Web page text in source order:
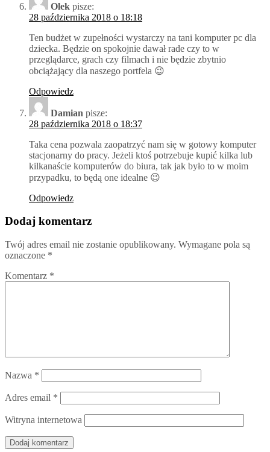
Olek pisze:
28 października 2018 o 18:18
Ten budżet w zupełności wystarczy na tani komputer pc dla
dziecka. Będzie on spokojnie dawał rade czy to w
przeglądarce, grach czy filmach i nie będzie zbytnio
obciążający dla naszego portfela 😉
Odpowiedz
Damian pisze:
28 października 2018 o 18:37
Taka cena pozwala zaopatrzyć nam się w gotowy komputer
stacjonarny do pracy. Jeżeli ktoś potrzebuje kupić kilka lub
kilkanaście komputerów do biura, tak jak było to w moim
przypadku, to będą one idealne 😉
Odpowiedz
Dodaj komentarz
Twój adres email nie zostanie opublikowany. Wymagane pola są
oznaczone *
Komentarz *
Nazwa *
Adres email *
Witryna internetowa